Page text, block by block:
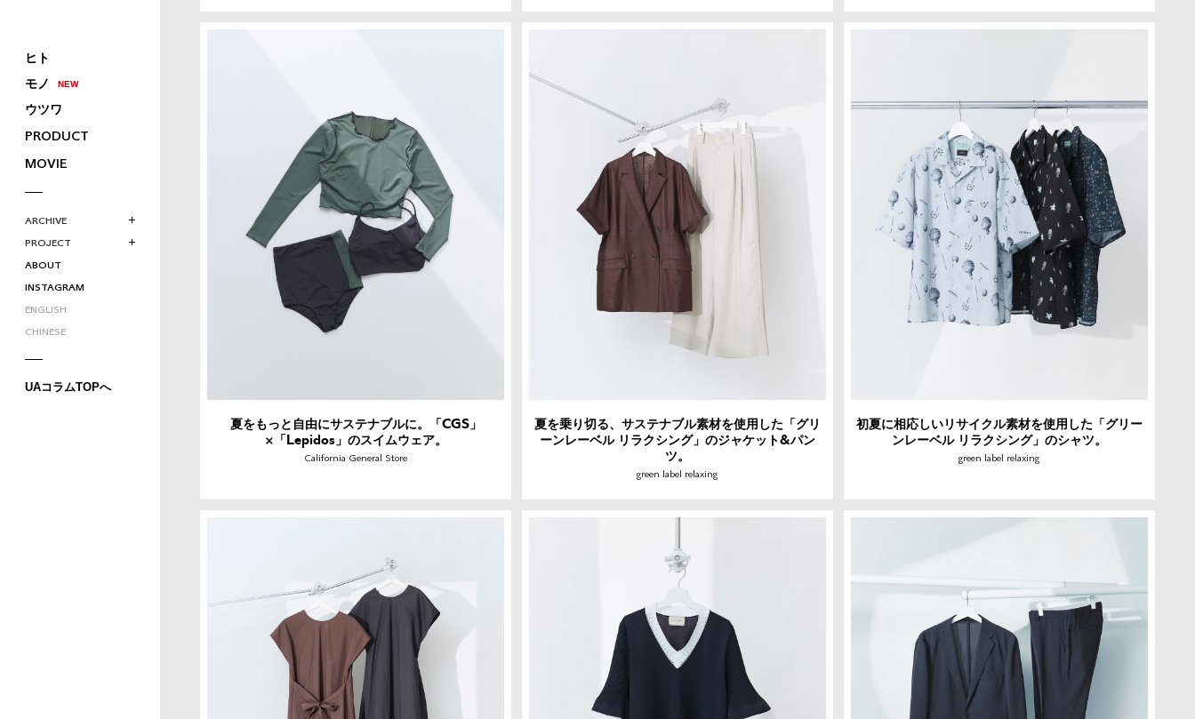
ヒト
モノ
ウツワ
PRODUCT
MOVIE
ARCHIVE
PROJECT
ABOUT
INSTAGRAM
ENGLISH
CHINESE
UAコラムTOPへ
夏をもっと自由にサステナブルに。「CGS」
×「Lepidos」のスイムウェア。
California General Store
夏を乗り切る、サステナブル素材を使用した「グリ
ーンレーベル リラクシング」のジャケット&パン
ツ。
green label relaxing
初夏に相応しいリサイクル素材を使用した「グリー
ンレーベル リラクシング」のシャツ。
green label relaxing